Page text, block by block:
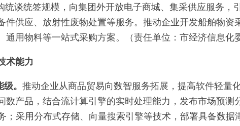
统谈统签规模，向集团外开放电子商城、集采供应服务，
件供应、放射性废物处置等服务。推动企业开发船舶物资
通用物料等一站式采购方案。（责任单位：市经济信息化
术能力
。 推动企业从商品贸易向数智服务拓展，提高软件轻量
数产品，结合流计算引擎的实时处理能力，发布市场预测
；采用分布式存储、向量搜索引擎等技术，部署具备数据